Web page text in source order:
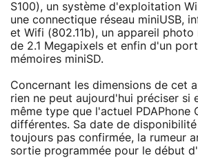
S100), un système d'exploitation
une connectique réseau miniUSB,
et Wifi (802.11b), un appareil photo
de 2.1 Megapixels et enfin d'un
mémoires miniSD.
Concernant les dimensions de cet
rien ne peut aujourd'hui préciser si
même type que l'actuel PDAPhone
différentes. Sa date de
toujours pas confirmée, la rumeur
sortie programmée pour le début